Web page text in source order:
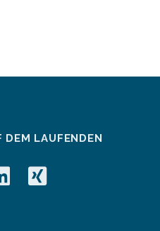
DEM LAUFENDEN